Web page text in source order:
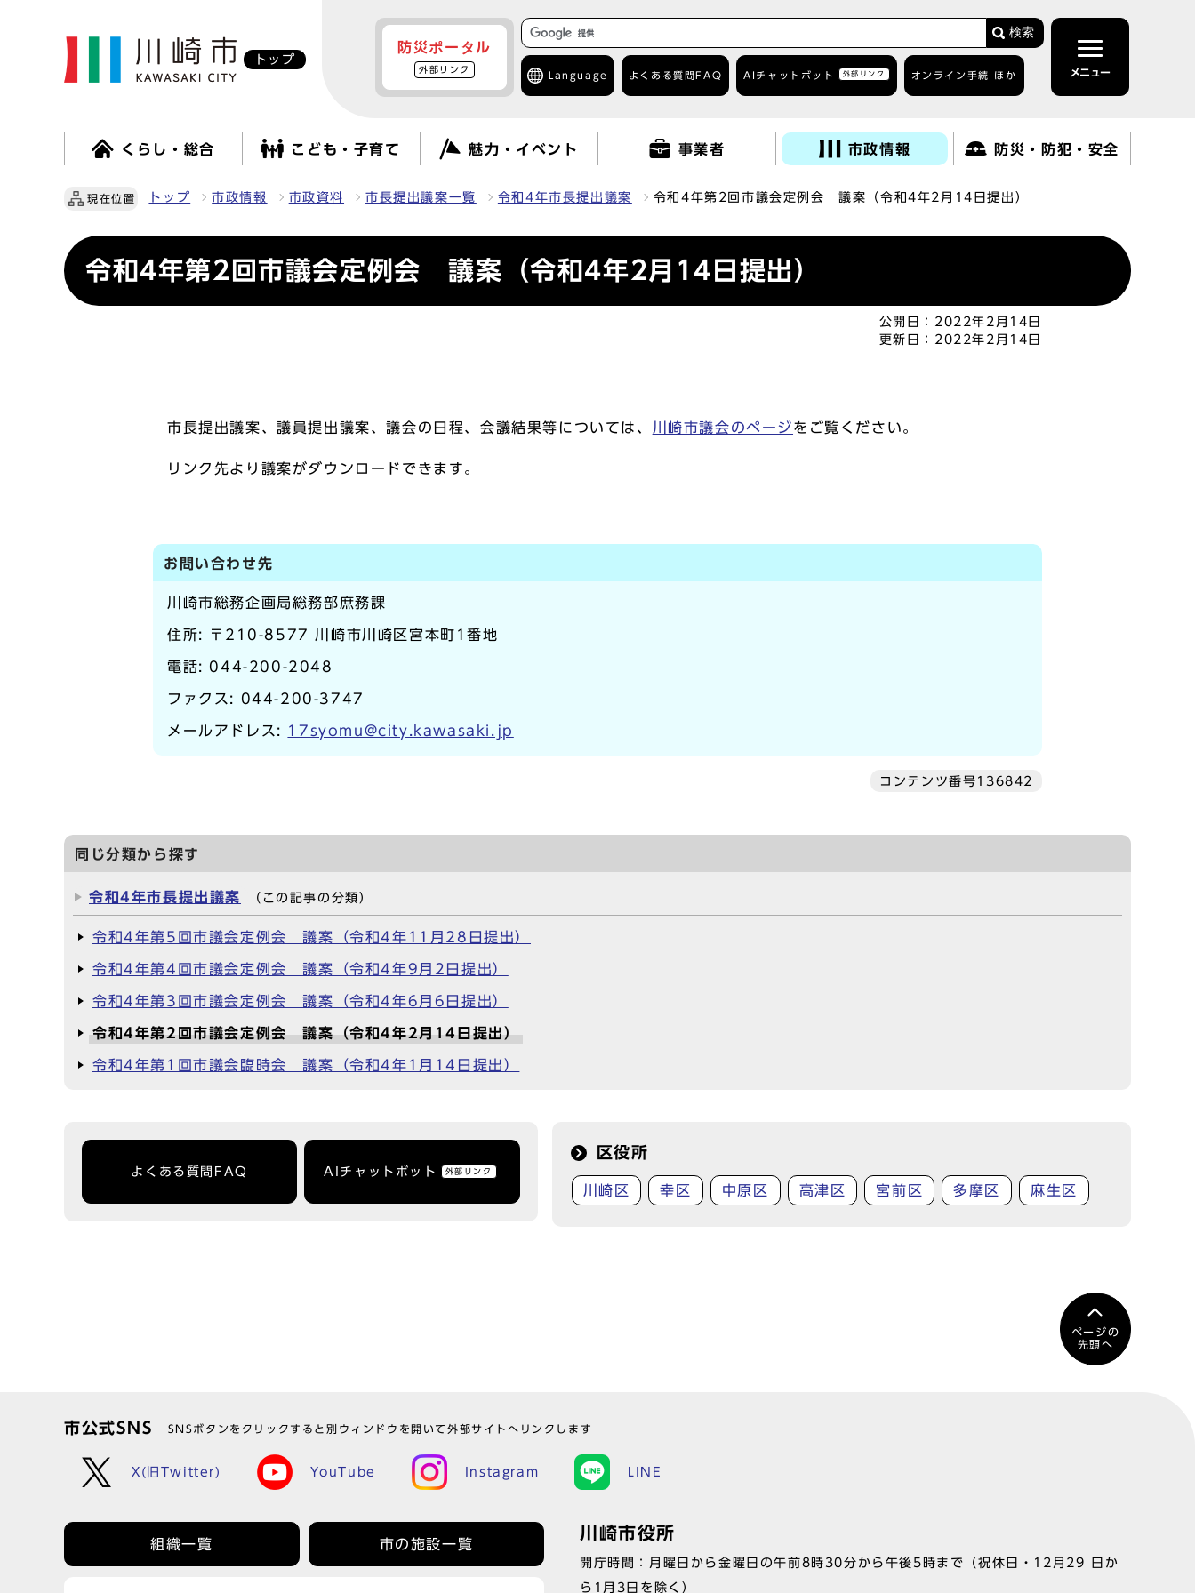
トップ
防災ポータル
外部リンク
検索
Language よくある質問 FAQ AIチャットボット 外部リンク オンライン手続 ほか メニュー
くらし・総合 こども・子育て 魅力・イベント 事業者 市政情報 防災・防犯・安全
現在位置 トップ 市政情報 市政資料 市長提出議案一覧 令和4年市長提出議案 令和4年第2回市議会定例会 議案（令和4年2月14日提出）
令和4年第2回市議会定例会 議案（令和4年2月14日提出）
公開日： 2022年2月14日
更新日： 2022年2月14日
市長提出議案、議員提出議案、議会の日程、会議結果等については、 川崎市議会のページをご覧ください。
リンク先より議案がダウンロードできます。
お問い合わせ先
川崎市総務企画局総務部庶務課
住所: 〒210-8577 川崎市川崎区宮本町1番地
電話: 044-200-2048
ファクス: 044-200-3747
メールアドレス: 17syomu@city.kawasaki.jp
コンテンツ番号136842
同じ分類から探す
令和4年市長提出議案 （この記事の分類）
令和4年第5回市議会定例会 議案（令和4年11月28日提出）
令和4年第4回市議会定例会 議案（令和4年9月2日提出）
令和4年第3回市議会定例会 議案（令和4年6月6日提出）
令和4年第2回市議会定例会 議案（令和4年2月14日提出）
令和4年第1回市議会臨時会 議案（令和4年1月14日提出）
よくある質問FAQ AIチャットボット 外部リンク
区役所
川崎区 幸区 中原区 高津区 宮前区 多摩区 麻生区
ページの
先頭へ
市公式SNS SNSボタンをクリックすると別ウィンドウを開いて外部サイトへリンクします
X(旧Twitter) YouTube Instagram LINE
組織一覧 市の施設一覧
川崎市役所
開庁時間：月曜日から金曜日の午前8時30分から午後5時まで（祝休日・12月29 日か
ら1月3日を除く）